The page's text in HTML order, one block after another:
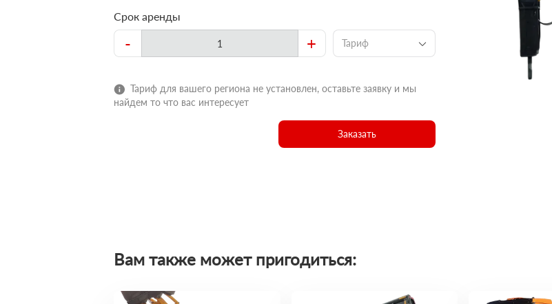
Срок аренды
- + Тариф
Тариф для вашего региона не установлен, оставьте заявку и мы
найдем то что вас интересует
Заказать
Вам также может пригодиться: